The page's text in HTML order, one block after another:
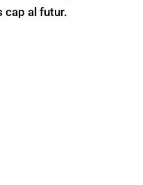
cap al futur.